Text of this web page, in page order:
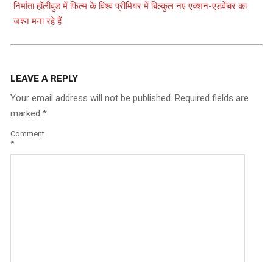
निर्माता हॉलीवुड में फिल्म के विश्व प्रीमियर में बिल्कुल नए एक्शन-एडवेंचर का
जश्न मना रहे हैं
LEAVE A REPLY
Your email address will not be published. Required fields are
marked *
Comment
*